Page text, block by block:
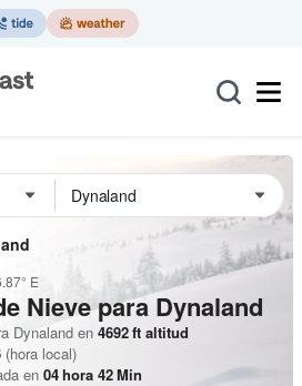
E
Nievepara Dynaland
Dynaland en 4692ft altitud
(hora local)
en 04hora 42Min